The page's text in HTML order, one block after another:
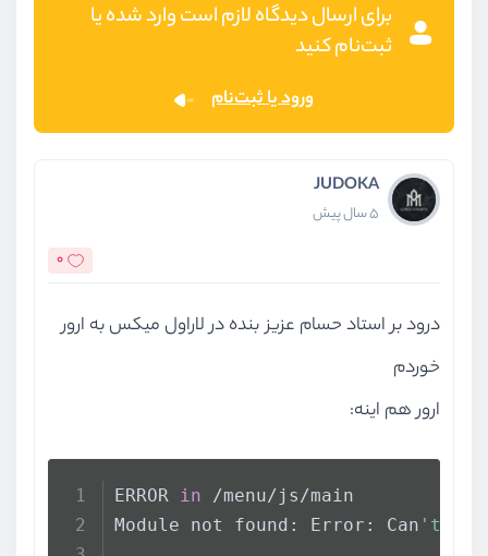
برای ارسال دیدگاه لازم است وارد شده یا
ثبت‌نام کنید
ورود یا ثبت‌نام
JUDOKA
5 سال پیش
0
درود بر استاد حسام عزیز بنده در لاراول میکس به ارور
خوردم
ارور هم اینه:
ERROR in /menu/js/main
Module not found: Error: Can 't